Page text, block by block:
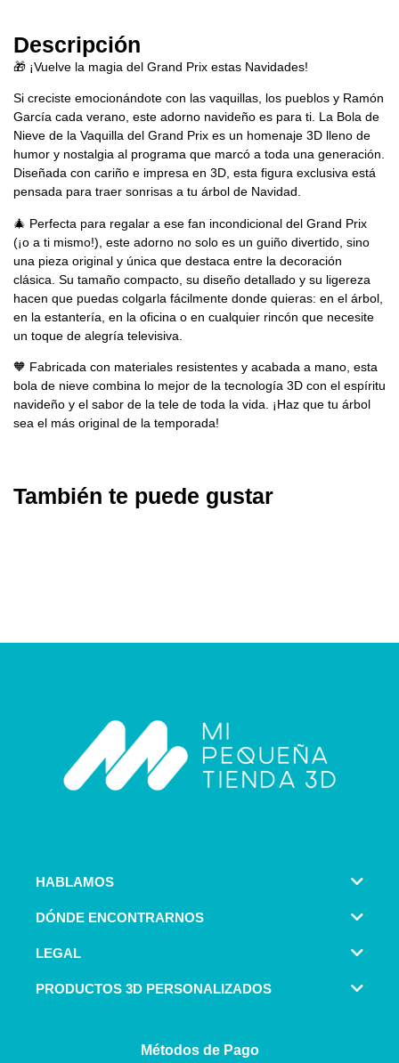
Descripción
🎁 ¡Vuelve la magia del Grand Prix estas Navidades!
Si creciste emocionándote con las vaquillas, los pueblos y Ramón
García cada verano, este adorno navideño es para ti. La Bola de
Nieve de la Vaquilla del Grand Prix es un homenaje 3D lleno de
humor y nostalgia al programa que marcó a toda una generación.
Diseñada con cariño e impresa en 3D, esta figura exclusiva está
pensada para traer sonrisas a tu árbol de Navidad.
🎄 Perfecta para regalar a ese fan incondicional del Grand Prix
(¡o a ti mismo!), este adorno no solo es un guiño divertido, sino
una pieza original y única que destaca entre la decoración
clásica. Su tamaño compacto, su diseño detallado y su ligereza
hacen que puedas colgarla fácilmente donde quieras: en el árbol,
en la estantería, en la oficina o en cualquier rincón que necesite
un toque de alegría televisiva.
🧡 Fabricada con materiales resistentes y acabada a mano, esta
bola de nieve combina lo mejor de la tecnología 3D con el espíritu
navideño y el sabor de la tele de toda la vida. ¡Haz que tu árbol
sea el más original de la temporada!
También te puede gustar
HABLAMOS
DÓNDE ENCONTRARNOS
LEGAL
PRODUCTOS 3D PERSONALIZADOS
Métodos de Pago